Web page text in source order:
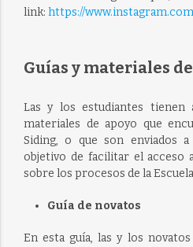
link: https://
Guías y materiales
Las y los estudiantes tienen
materiales de apoyo que
Siding, o que son enviados
objetivo de facilitar el acceso
sobre los procesos de la
Guía de novatos
En esta guía, las y los